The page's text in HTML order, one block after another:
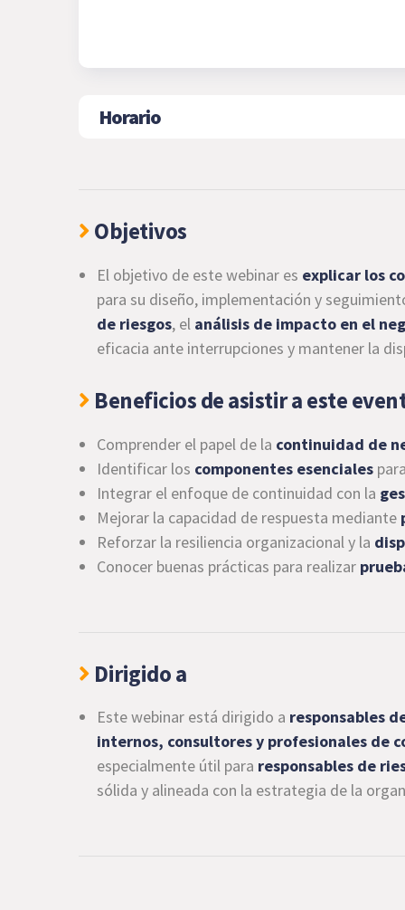
Horario
Objetivos
El objetivo de este webinar es explicar los
para su diseño, implementación y
de riesgos, el análisis de impacto en el
eficacia ante interrupciones y mantener la
Beneficios de asistir a este
Comprender el papel de la continuidad de
Identificar los componentes esenciales
Integrar el enfoque de continuidad con la
Mejorar la capacidad de respuesta mediante
Reforzar la resiliencia organizacional y la
Conocer buenas prácticas para realizar
Dirigido a
Este webinar está dirigido a responsables
internos, consultores y profesionales de
especialmente útil para responsables de
sólida y alineada con la estrategia de la